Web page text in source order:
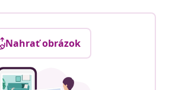
Nahrať obrázok